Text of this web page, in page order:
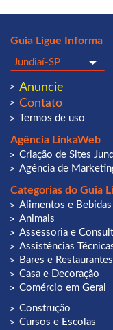
Guia Ligue Informa
Anuncie
Contato
Termos de uso
Agência LinkaWeb
Criação de Sites
Agência de
Categorias do Guia
Alimentos e Bebidas
Animais
Assessoria e
Assistências
Bares e Restaurantes
Casa e Decoração
Comércio em Geral
Construção
Cursos e Escolas